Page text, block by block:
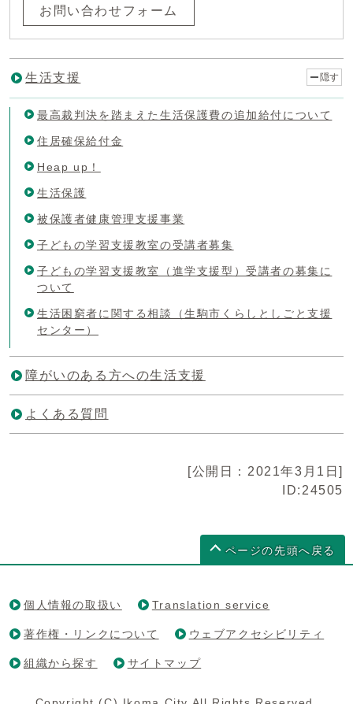
お問い合わせフォーム
生活支援 隠す
最高裁判決を踏まえた生活保護費の追加給付について
住居確保給付金
Heap up！
生活保護
被保護者健康管理支援事業
子どもの学習支援教室の受講者募集
子どもの学習支援教室（進学支援型）受講者の募集に
ついて
生活困窮者に関する相談（生駒市くらしとしごと支援
センター）
障がいのある方への生活支援
よくある質問
[公開日：2021年3月1日]
ID:24505
ページの先頭へ戻る
個人情報の取扱い Translation service
著作権・リンクについて ウェブアクセシビリティ
組織から探す サイトマップ